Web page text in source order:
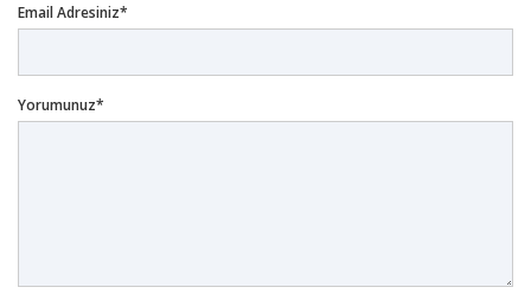
Email Adresiniz*
Yorumunuz*